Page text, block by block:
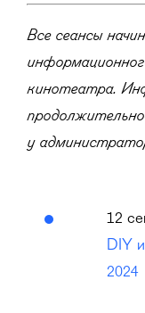
Все сеансы
кинотеатра.
у
12
DIY
2024